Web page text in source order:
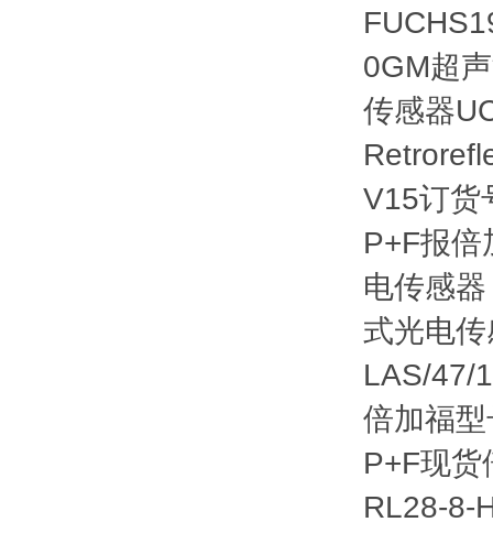
FUCHS
0GM超
传感器
V15订货
P+F报
电传感
式光电
LAS/47/
倍加福
P+F现货
RL28-8-